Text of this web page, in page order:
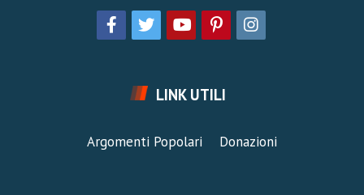
LINK UTILI
Argomenti Popolari Donazioni